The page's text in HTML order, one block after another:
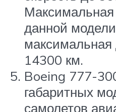
данной
максимальная
14300 км.
Boeing 777-
габаритных
самолетов